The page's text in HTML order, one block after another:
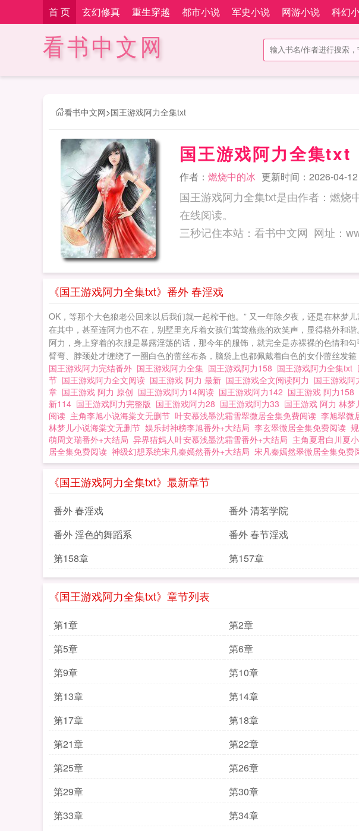
首 页 玄幻修真 重生穿越 都市小说 军史小说 网游小说 科幻
看书中文网
看书中文网>国王游戏阿力全集txt
国王游戏阿力全集txt
作者： 燃烧中的冰 更新时间：2026-04-
国王游戏阿力全集txt是由作者：燃烧
在线阅读。
《国王游戏阿力全集txt》番外 春淫戏
OK，等那个大色狼老公回来以后我们就一起榨干他。” 又一年除夕夜，还是在林梦
在其中，甚至连阿力也不在，别墅里充斥着女孩们莺莺燕燕的欢笑声，显得格外和
阿力，身上穿着的衣服是暴露淫荡的话，那今年的服饰，就完全是赤裸裸的色情和
臂弯、脖颈处才缠绕了一圈白色的蕾丝布条，脑袋上也都佩戴着白色的女仆蕾丝发
国王游戏阿力完结番外 国王游戏阿力全集 国王游戏阿力158 国王游戏阿力全集txt
节 国王游戏阿力全文阅读 国王游戏 阿力 最新 国王游戏全文阅读阿力 国王游戏阿
章 国王游戏 阿力 原创 国王游戏阿力14阅读 国王游戏阿力142 国王游戏 阿力158
新114 国王游戏阿力完整版 国王游戏阿力28 国王游戏阿力33 国王游戏 阿力 林梦
阅读 主角李旭小说海棠文无删节 叶安慕浅墨沈霜雪翠微居全集免费阅读 李旭翠微
林梦儿小说海棠文无删节 娱乐封神榜李旭番外+大结局 李玄翠微居全集免费阅读
萌周文瑞番外+大结局 异界猎妈人叶安慕浅墨沈霜雪番外+大结局 主角夏君白川夏
居全集免费阅读 神级幻想系统宋凡秦嫣然番外+大结局 宋凡秦嫣然翠微居全集免费
《国王游戏阿力全集txt》最新章节
番外 春淫戏 番外 清茗学院
番外 淫色的舞蹈系
番外 春节淫戏
第158章
第157章
《国王游戏阿力全集txt》章节列表
第1章 第2章
第5章
第6章
第9章
第10章
第13章
第14章
第17章
第18章
第21章
第22章
第25章
第26章
第29章
第30章
第33章
第34章